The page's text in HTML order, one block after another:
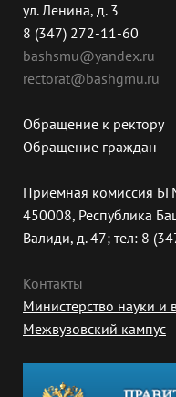
ул. Ленина, д. 3
8 (347) 272-11-60
bashsmu@yandex.ru
rectorat@bashgmu.ru
Обращение к ректору
Обращение граждан
Приёмная комиссия
450008, Республика
Валиди, д. 47; тел: 8
Контакты
Министерство науки и
Межвузовский кампус